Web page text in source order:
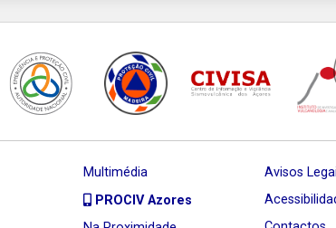
Multimédia
PROCIV Azores
Avisos